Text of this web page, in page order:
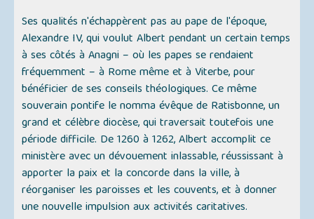
Ses qualités n'échappèrent pas au pape de l'époque,
Alexandre IV, qui voulut Albert pendant un certain temps
à ses côtés à Anagni – où les papes se rendaient
fréquemment – à Rome même et à Viterbe, pour
bénéficier de ses conseils théologiques. Ce même
souverain pontife le nomma évêque de Ratisbonne, un
grand et célèbre diocèse, qui traversait toutefois une
période difficile. De 1260 à 1262, Albert accomplit ce
ministère avec un dévouement inlassable, réussissant à
apporter la paix et la concorde dans la ville, à
réorganiser les paroisses et les couvents, et à donner
une nouvelle impulsion aux activités caritatives.